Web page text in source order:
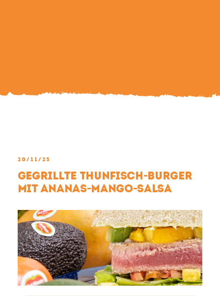
20/11/25
Gegrillte Thunfisch-Burger
mit Ananas-Mango-Salsa